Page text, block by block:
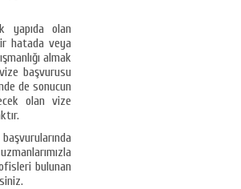
yapıda olan
hatada veya
almak
başvurusu
de sonucun
olan vize
başvurularında
bulunan